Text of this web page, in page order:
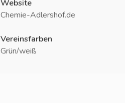
Website
Chemie-Adlershof.de
Vereinsfarben
Grün/weiß